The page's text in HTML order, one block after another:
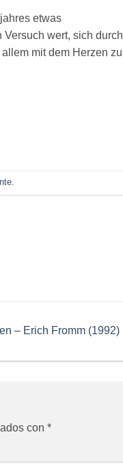
etwas
wert, sich durch
mit dem Herzen zu
.
– Erich Fromm (1992)
con *